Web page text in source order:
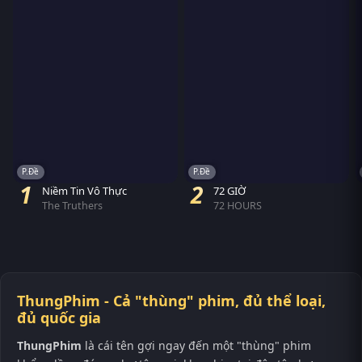
P.Đề
1 Niềm Tin Vô Thực
The Truthers
P.Đề
2 72 GIỜ
72 HOURS
ThungPhim - Cả "thùng" phim, đủ thể loại,
đủ quốc gia
ThungPhim là cái tên gợi ngay đến một "thùng" phim